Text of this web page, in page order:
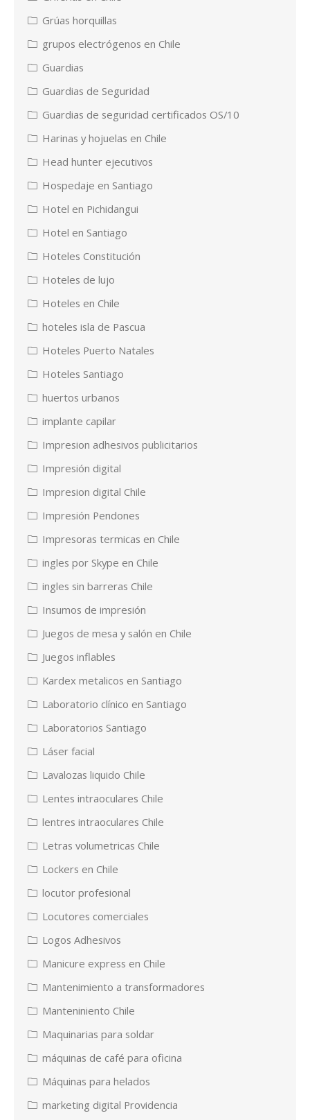
Grúas horquillas
grupos electrógenos en Chile
Guardias
Guardias de Seguridad
Guardias de seguridad certificados OS/10
Harinas y hojuelas en Chile
Head hunter ejecutivos
Hospedaje en Santiago
Hotel en Pichidangui
Hotel en Santiago
Hoteles Constitución
Hoteles de lujo
Hoteles en Chile
hoteles isla de Pascua
Hoteles Puerto Natales
Hoteles Santiago
huertos urbanos
implante capilar
Impresion adhesivos publicitarios
Impresión digital
Impresion digital Chile
Impresión Pendones
Impresoras termicas en Chile
ingles por Skype en Chile
ingles sin barreras Chile
Insumos de impresión
Juegos de mesa y salón en Chile
Juegos inflables
Kardex metalicos en Santiago
Laboratorio clínico en Santiago
Laboratorios Santiago
Láser facial
Lavalozas liquido Chile
Lentes intraoculares Chile
lentres intraoculares Chile
Letras volumetricas Chile
Lockers en Chile
locutor profesional
Locutores comerciales
Logos Adhesivos
Manicure express en Chile
Mantenimiento a transformadores
Manteniniento Chile
Maquinarias para soldar
máquinas de café para oficina
Máquinas para helados
marketing digital Providencia